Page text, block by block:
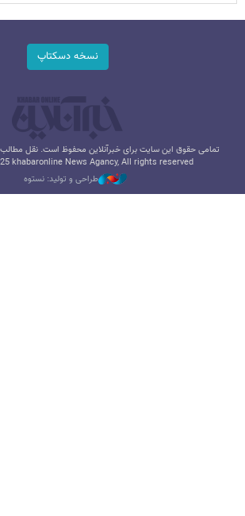
نسخه دسکتاپ
تمامی حقوق این سایت برای خبرآنلاین محفوظ است. نقل مطالب
khabaronline News Agancy, All rights reserved
طراحی و تولید: نستوه